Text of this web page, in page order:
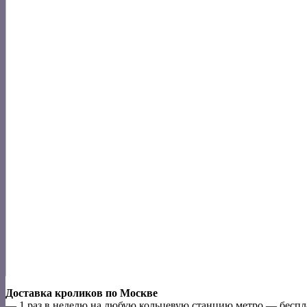
Доставка кроликов по Москве